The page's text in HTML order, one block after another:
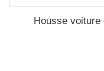
Housse voiture